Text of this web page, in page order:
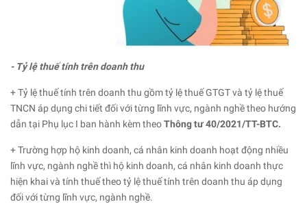
- Tỷ lệ thuế tính trên doanh thu
+ Tỷ lệ thuế tính trên doanh thu gồm tỷ lệ thuế GTGT và tỷ lệ thuế
TNCN áp dụng chi tiết đối với từng lĩnh vực, ngành nghề theo hướng
dẫn tại Phụ lục I ban hành kèm theoThông tư 40/2021/TT-BTC.
+ Trường hợp hộ kinh doanh, cá nhân kinh doanh hoạt động nhiều
lĩnh vực, ngành nghề thì hộ kinh doanh, cá nhân kinh doanh thực
hiện khai và tính thuế theo tỷ lệ thuế tính trên doanh thu áp dụng
đối với từng lĩnh vực, ngành nghề.